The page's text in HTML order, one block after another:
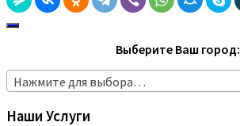
Выберите Ваш город:
Нажмите для выбора…
Наши Услуги